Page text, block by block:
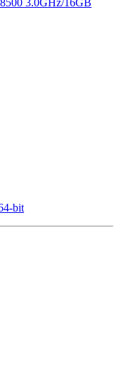
bit